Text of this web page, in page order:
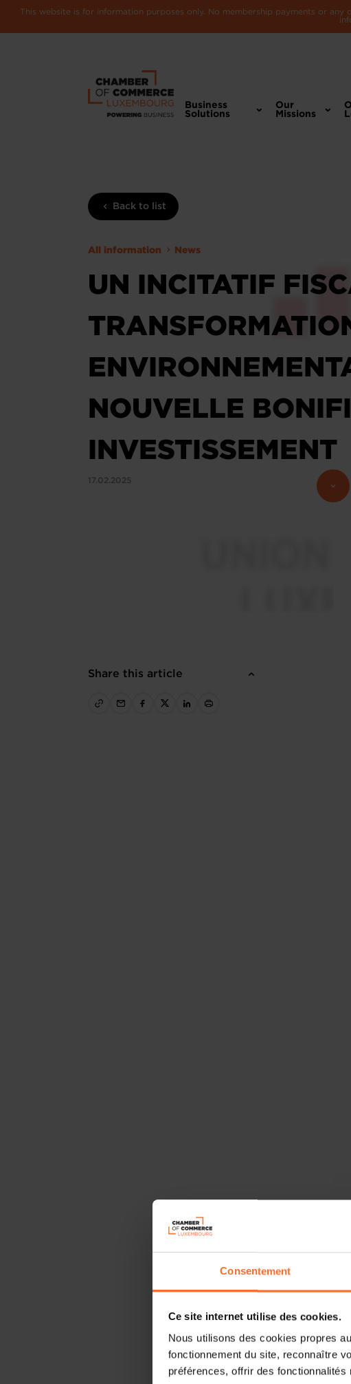
Consentement
Ce site internet utilise des cookies.
Nous utilisons des cookies propres
fonctionnement du site, reconnaître
préférences, offrir des
This website is for information purposes only. No membership payments or
Business
Solutions
Our
Missions
Back to list
All information News
UN INCITATIF
NOUVELLE
INVESTISSEMENT
17.02.2025
Share this article